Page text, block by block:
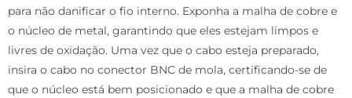
para não danificar o fio interno. Exponha a malha de cobre e
o núcleo de metal, garantindo que eles estejam limpos e
livres de oxidação. Uma vez que o cabo esteja preparado,
insira o cabo no conector BNC de mola, certificando-se de
que o núcleo está bem posicionado e que a malha de cobre